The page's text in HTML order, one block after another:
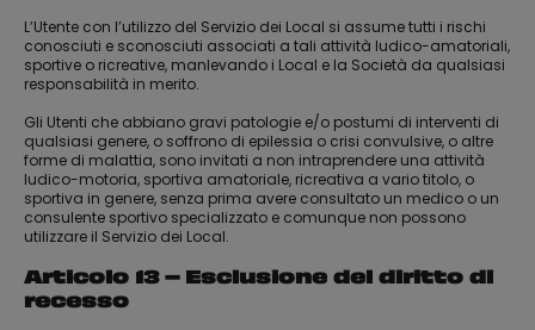
L’Utente con l’utilizzo del Servizio dei Local si assume tutti i rischi
conosciuti e sconosciuti associati a tali attività ludico-amatoriali,
sportive o ricreative, manlevando i Local e la Società da qualsiasi
responsabilità in merito.
Gli Utenti che abbiano gravi patologie e/o postumi di interventi di
qualsiasi genere, o soffrono di epilessia o crisi convulsive, o altre
forme di malattia, sono invitati a non intraprendere una attività
ludico-motoria, sportiva amatoriale, ricreativa a vario titolo, o
sportiva in genere, senza prima avere consultato un medico o un
consulente sportivo specializzato e comunque non possono
utilizzare il Servizio dei Local.
Articolo 13 – Esclusione del diritto di
recesso